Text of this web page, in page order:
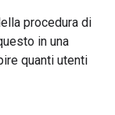
procedura di
in una
quanti utenti